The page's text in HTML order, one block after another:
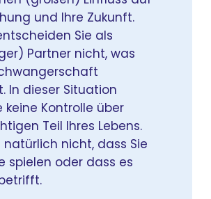
und Ihre Zukunft.
Sie als
Partner nicht, was
In dieser Situation
keine Kontrolle über
Teil Ihres Lebens.
natürlich nicht, dass Sie
spielen oder dass es